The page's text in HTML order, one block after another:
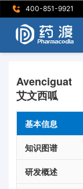
400-851-9921
Avenciguat
艾文西呱
基本信息
知识图谱
研发概述